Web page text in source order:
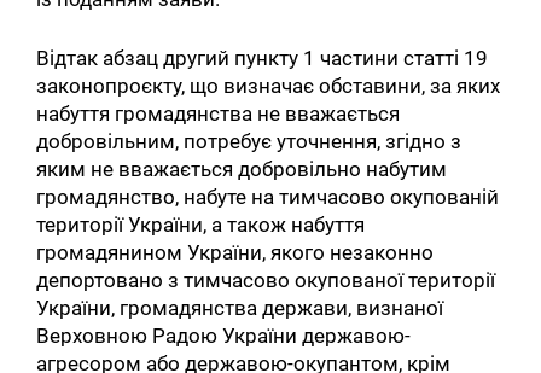
Відтак абзац другий пункту 1 частини статті 19
законопроєкту, що визначає обставини, за яких
набуття громадянства не вважається
добровільним, потребує уточнення, згідно з
яким не вважається добровільно набутим
громадянство, набуте на тимчасово окупованій
території України, а також набуття
громадянином України, якого незаконно
депортовано з тимчасово окупованої території
України, громадянства держави, визнаної
Верховною Радою України державою-
агресором або державою-окупантом, крім